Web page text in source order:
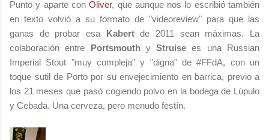
Punto y aparte conOliver, que aunque nos lo escribió también
en texto volvió a su formato de "videoreview" para que las
ganas de probar esa Kabertde 2011 sean máximas. La
colaboración entre Portsmouth yStruisees una Russian
Imperial Stout "muy compleja" y "digna" de #FFdA, con un
toque sutil de Porto por su envejecimiento en barrica, previo a
los 21 meses que pasó cogiendo polvo en la bodega de Lúpulo
y Cebada. Una cerveza, pero menudo festín.